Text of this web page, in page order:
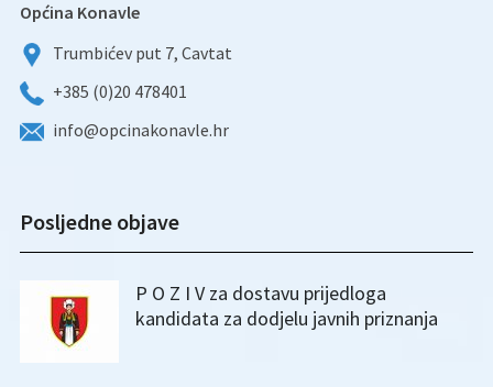
Općina Konavle
Trumbićev put 7, Cavtat
+385 (0)20 478401
info@opcinakonavle.hr
Posljedne objave
P O Z I V za dostavu prijedloga
kandidata za dodjelu javnih priznanja